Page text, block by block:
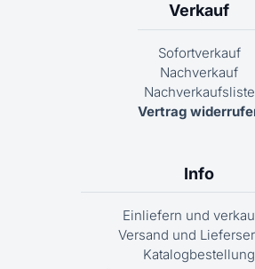
Verkauf
Sofortverkauf
Nachverkauf
Nachverkaufsliste
Vertrag
Info
Einliefern und
Versand und
Katalogbestellung